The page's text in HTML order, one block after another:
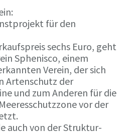
für den
sechs Euro, geht
Sphenisco, einem
Verein, der sich
Artenschutz der
und zum Anderen für die
vor der
auch von der Struktur-